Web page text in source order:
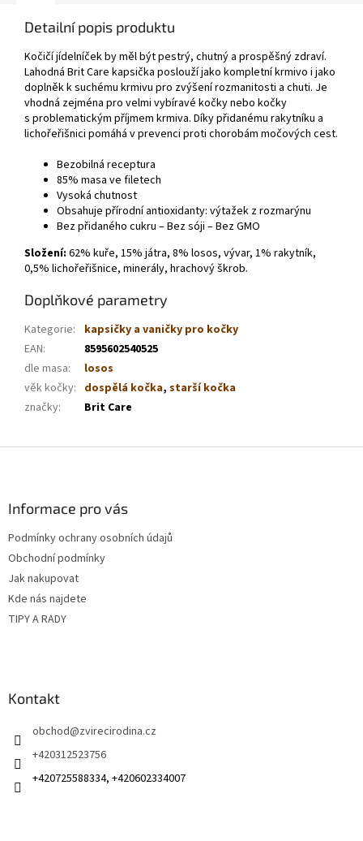
Detailní popis produktu
Kočičí jídelníček by měl být pestrý, chutný a prospěšný zdraví.
Lahodná Brit Care kapsička poslouží jako kompletní krmivo i jako
doplněk k suchému krmivu pro zvýšení rozmanitosti a chuti. Je
vhodná zejména pro velmi vybíravé kočky nebo kočky
s problematickým příjmem krmiva. Díky přidanému rakytníku a
lichořeřišnici pomáhá v prevenci proti chorobám močových cest.
Bezobilná receptura
85% masa ve filetech
Vysoká chutnost
Obsahuje přírodní antioxidanty: výtažek z rozmarýnu
Bez přidaného cukru – Bez sóji – Bez GMO
Složení: 62% kuře, 15% játra, 8% losos, vývar, 1% rakytník,
0,5% lichořeřišnice, minerály, hrachový škrob.
Doplňkové parametry
Kategorie:
kapsičky a vaničky pro kočky
EAN:
8595602540525
dle masa:
losos
věk kočky: dospělá kočka, starší kočka
značky: Brit Care
Informace pro vás
Podmínky ochrany osobních údajů
Obchodní podmínky
Jak nakupovat
Kde nás najdete
TIPY A RADY
Kontakt
obchod@zvirecirodina.cz
+420312523756
+420725588334, +420602334007